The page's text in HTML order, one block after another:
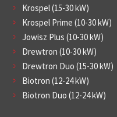
Krospel (15-30 kW)
Krospel Prime (10-30 kW)
Jowisz Plus (10-30 kW)
Drewtron (10-30 kW)
Drewtron Duo (15-30 kW)
Biotron (12-24 kW)
Biotron Duo (12-24 kW)